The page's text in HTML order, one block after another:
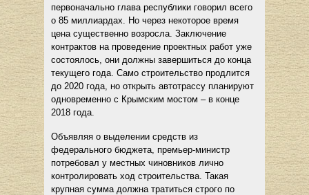
первоначально глава республики говорил всего
о 85 миллиардах. Но через некоторое время
цена существенно возросла. Заключение
контрактов на проведение проектных работ уже
состоялось, они должны завершиться до конца
текущего года. Само строительство продлится
до 2020 года, но открыть автотрассу планируют
одновременно с Крымским мостом – в конце
2018 года.
Объявляя о выделении средств из
федерального бюджета, премьер-министр
потребовал у местных чиновников лично
контролировать ход строительства. Такая
крупная сумма должна тратиться строго по